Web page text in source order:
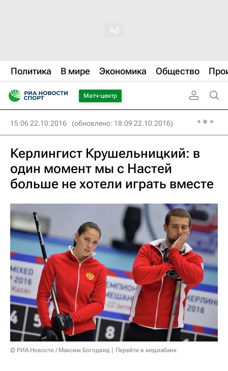
Политика В мире Экономика Общество
Матч-центр
15:06 22.10.2016 (обновлено: 18:09 22.10.2016)
Керлингист Крушельницкий: в
один момент мы с Настей
больше не хотели играть вместе
© РИА Новости / Максим Богодвид Перейти в медиабанк